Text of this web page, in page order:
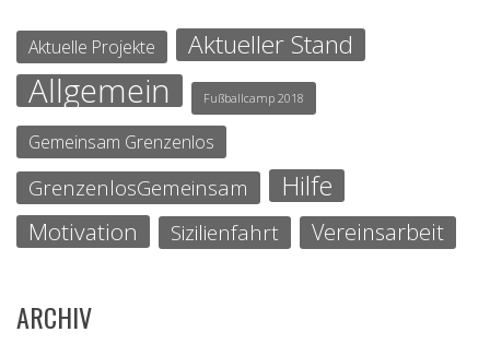
Aktuelle Projekte Aktueller Stand
Allgemein Fußballcamp 2018
Gemeinsam Grenzenlos
GrenzenlosGemeinsam Hilfe
Motivation Sizilienfahrt Vereinsarbeit
ARCHIV